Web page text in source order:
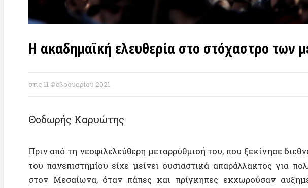
Η ακαδημαϊκή ελευθερία στο στόχαστρο των
στις 11 Φεβρουαρίου 2021
Θοδωρής Καρυώτης
του πανεπιστημίου είχε μείνει ουσιαστικά απαράλλακτος για πολλούς
και γραφειοκράτες που θα συντηρούσαν όλο το κυβερνητικό τους
στελέχωναν τις αποικιοκρατικές τους εξορμήσεις. Ωστόσο, το σύγχρονο
όταν, με την επικράτηση του αναγεννησιακού ανθρωπισμού, το